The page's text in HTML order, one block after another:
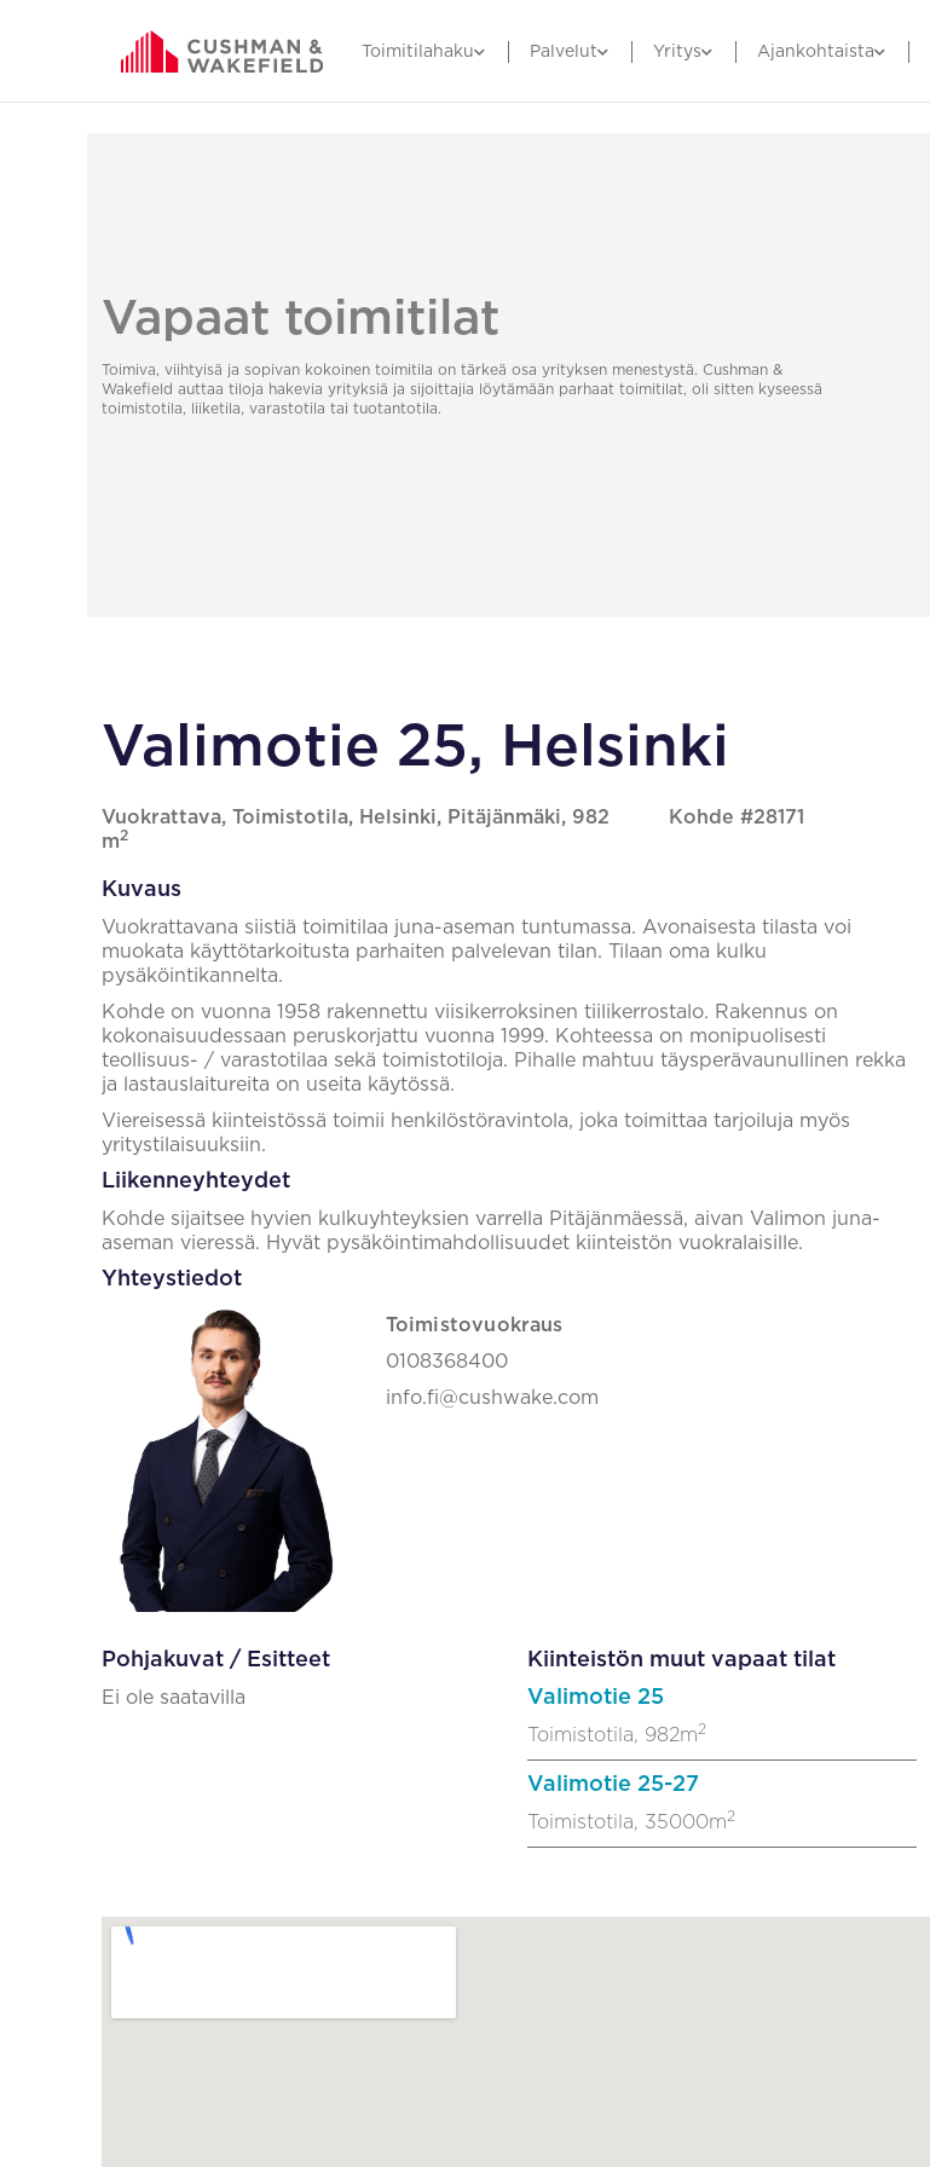
Toimitilahaku Palvelut Yritys Ajankohtaista
Vapaat toimitilat
Toimiva, viihtyisä ja sopivan kokoinen toimitila on tärkeä osa yrityksen menestystä. Cushman &
Wakefield auttaa tiloja hakevia yrityksiä ja sijoittajia löytämään parhaat toimitilat, oli sitten kyseessä
toimistotila, liiketila, varastotila tai tuotantotila.
Valimotie 25, Helsinki
Vuokrattava, Toimistotila, Helsinki, Pitäjänmäki, 982
m2
Kohde #28171
Kuvaus
Vuokrattavana siistiä toimitilaa juna-aseman tuntumassa. Avonaisesta tilasta voi
muokata käyttötarkoitusta parhaiten palvelevan tilan. Tilaan oma kulku
pysäköintikannelta.
Kohde on vuonna 1958 rakennettu viisikerroksinen tiilikerrostalo. Rakennus on
kokonaisuudessaan peruskorjattu vuonna 1999. Kohteessa on monipuolisesti
teollisuus- / varastotilaa sekä toimistotiloja. Pihalle mahtuu täysperävaunullinen rekka
ja lastauslaitureita on useita käytössä.
Viereisessä kiinteistössä toimii henkilöstöravintola, joka toimittaa tarjoiluja myös
yritystilaisuuksiin.
Liikenneyhteydet
Kohde sijaitsee hyvien kulkuyhteyksien varrella Pitäjänmäessä, aivan Valimon juna-
aseman vieressä. Hyvät pysäköintimahdollisuudet kiinteistön vuokralaisille.
Yhteystiedot
Toimistovuokraus
0108368400
info.fi@cushwake.com
Pohjakuvat / Esitteet
Ei ole saatavilla
Kiinteistön muut vapaat tilat
Valimotie 25
Toimistotila, 982m2
Valimotie 25-27
Toimistotila, 35000m2